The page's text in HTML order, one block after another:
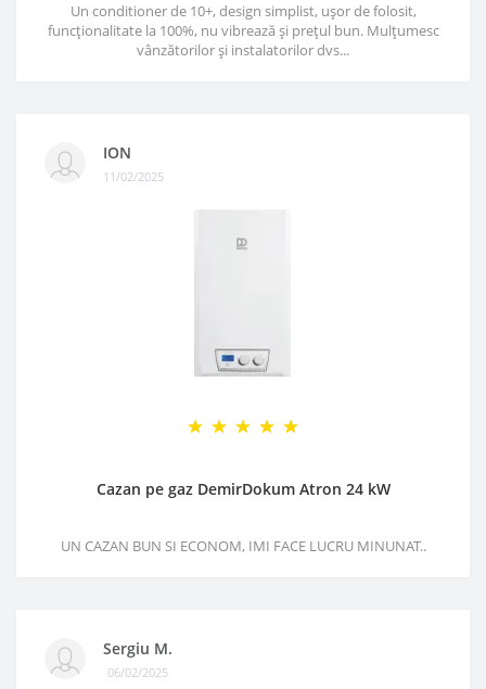
Un conditioner de 10+, design simplist, ușor de folosit,
funcționalitate la 100%, nu vibrează și prețul bun. Mulțumesc
vânzătorilor și instalatorilor dvs...
ION
11/02/2025
Cazan pe gaz DemirDokum Atron 24 kW
UN CAZAN BUN SI ECONOM, IMI FACE LUCRU MINUNAT..
Sergiu M.
06/02/2025